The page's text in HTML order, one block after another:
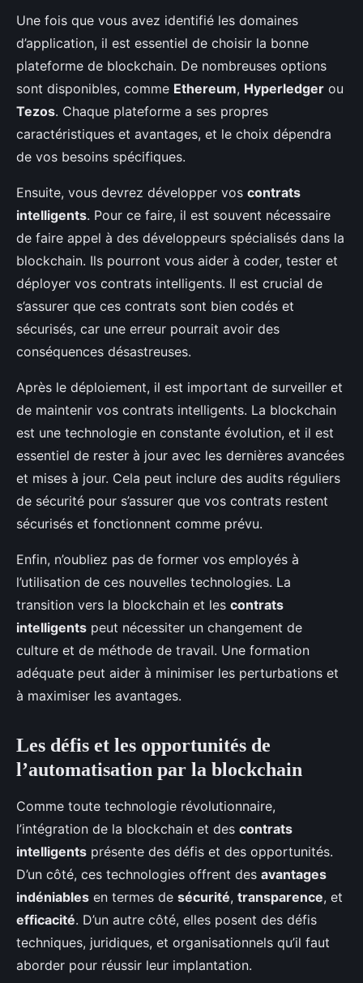
Une fois que vous avez identifié les domaines
d’application, il est essentiel de choisir la bonne
plateforme de blockchain. De nombreuses options
sont disponibles, comme Ethereum, Hyperledger ou
Tezos. Chaque plateforme a ses propres
caractéristiques et avantages, et le choix dépendra
de vos besoins spécifiques.
Ensuite, vous devrez développer vos contrats
intelligents. Pour ce faire, il est souvent nécessaire
de faire appel à des développeurs spécialisés dans la
blockchain. Ils pourront vous aider à coder, tester et
déployer vos contrats intelligents. Il est crucial de
s’assurer que ces contrats sont bien codés et
sécurisés, car une erreur pourrait avoir des
conséquences désastreuses.
Après le déploiement, il est important de surveiller et
de maintenir vos contrats intelligents. La blockchain
est une technologie en constante évolution, et il est
essentiel de rester à jour avec les dernières avancées
et mises à jour. Cela peut inclure des audits réguliers
de sécurité pour s’assurer que vos contrats restent
sécurisés et fonctionnent comme prévu.
Enfin, n’oubliez pas de former vos employés à
l’utilisation de ces nouvelles technologies. La
transition vers la blockchain et les contrats
intelligents peut nécessiter un changement de
culture et de méthode de travail. Une formation
adéquate peut aider à minimiser les perturbations et
à maximiser les avantages.
Les défis et les opportunités de
l’automatisation par la blockchain
Comme toute technologie révolutionnaire,
l’intégration de la blockchain et des contrats
intelligents présente des défis et des opportunités.
D’un côté, ces technologies offrent des avantages
indéniables en termes de sécurité, transparence, et
efficacité. D’un autre côté, elles posent des défis
techniques, juridiques, et organisationnels qu’il faut
aborder pour réussir leur implantation.